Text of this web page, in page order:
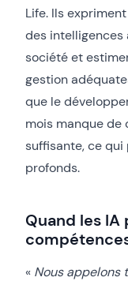
Life. Ils
des intelligences
société et
gestion
que le
mois manque
suffisante, ce
profonds.
Quand les
« Nous appelons